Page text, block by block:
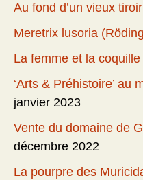
Au fond d’un vieux
Meretrix lusoria
La femme et la coquille
‘Arts & Préhistoire’ au
janvier 2023
Vente du domaine de
décembre 2022
La pourpre des